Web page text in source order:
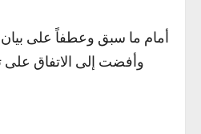
أمام ما سبق وعطفاً على بيان
وأفضت إلى الاتفاق على